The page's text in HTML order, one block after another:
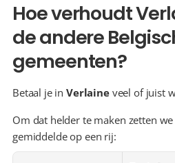
Hoe verhoudt
de andere
gemeenten?
Betaal je in Verlaine veel of juist
Om dat helder te maken zetten
gemiddelde op een rij: